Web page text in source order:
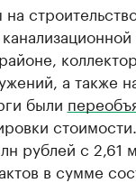
а также
были
рублей с 2,61
в сумме